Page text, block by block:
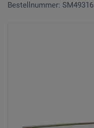
Bestellnummer: SM49316